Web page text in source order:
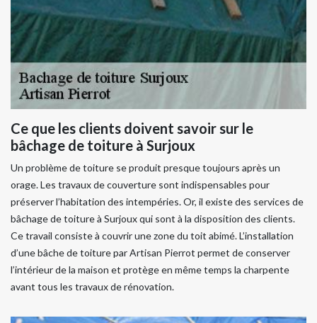
Ce que les clients doivent savoir sur le
bâchage de toiture à Surjoux
Un problème de toiture se produit presque toujours après un
orage. Les travaux de couverture sont indispensables pour
préserver l’habitation des intempéries. Or, il existe des services de
bâchage de toiture à Surjoux qui sont à la disposition des clients.
Ce travail consiste à couvrir une zone du toit abimé. L’installation
d’une bâche de toiture par Artisan Pierrot permet de conserver
l’intérieur de la maison et protège en même temps la charpente
avant tous les travaux de rénovation.